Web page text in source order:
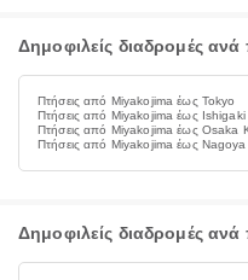
Δημοφιλείς διαδρομές
Πτήσεις από Miyakojima έως Tokyo
Πτήσεις από Miyakojima έως Ishigaki
Πτήσεις από Miyakojima έως Osaka
Πτήσεις από Miyakojima έως Nagoya
Δημοφιλείς διαδρομές